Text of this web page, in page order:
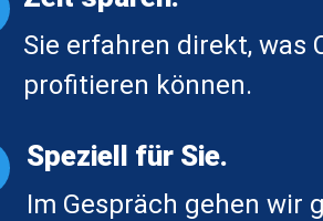
Sie erfahren direkt, was
profitieren können.
Speziell für Sie.
Im Gespräch gehen wir